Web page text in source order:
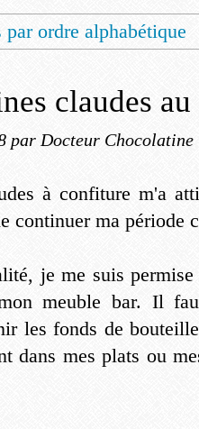
ordre alphabétique
claudes
par Docteur Chocolatine
à confiture m'a
continuer ma période
je me suis
meuble bar. Il
les fonds de
dans mes plats ou